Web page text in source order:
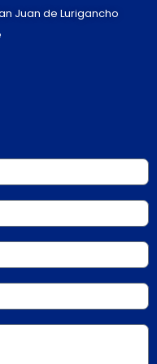
Juan de Lurigancho